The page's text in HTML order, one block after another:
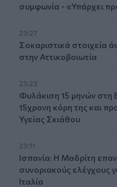
συμφωνία - «Υπάρχει
23:27
Σοκαριστικά στοιχεία
στην Αττικοβοιωτία
23:23
Φυλάκιση 15 μηνών στη
15χρονη κόρη της και
Υγείας Σκιάθου
23:11
Ισπανία: Η Μαδρίτη
συνοριακούς ελέγχους
Ιταλία